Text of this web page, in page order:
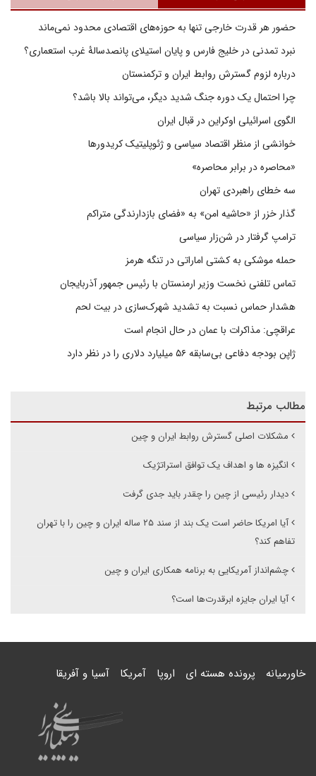
حضور هر قدرت خارجی تنها به حوزه‌های اقتصادی محدود نمی‌ماند
نبرد تمدنی در خلیج فارس و پایان استیلای پانصدسالۀ غرب استعماری؟
درباره لزوم گسترش روابط ایران و ترکمنستان
چرا احتمال یک دوره جنگ شدید دیگر، می‌تواند بالا باشد؟
الگوی اسرائیلی اوکراین در قبال ایران
خوانشی از منظر اقتصاد سیاسی و ژئوپلیتیک کریدورها
«محاصره در برابر محاصره»
سه خطای راهبردی تهران
گذار خزر از «حاشیه امن» به «فضای بازدارندگی متراکم
ترامپ گرفتار در شن‌زار سیاسی
حمله موشکی به کشتی اماراتی در تنگه هرمز
تماس تلفنی نخست وزیر ارمنستان با رئیس جمهور آذربایجان
هشدار حماس نسبت به تشدید شهرک‌سازی در بیت‌ لحم
عراقچی: مذاکرات با عمان در حال انجام است
ژاپن بودجه دفاعی بی‌سابقه ۵۶ میلیارد دلاری را در نظر دارد
مطالب مرتبط
مشکلات اصلی گسترش روابط ایران و چین
انگیزه ها و اهداف یک توافق استراتژیک
دیدار رئیسی از چین را چقدر باید جدی گرفت
آیا امریکا حاضر است یک بند از سند ۲۵ ساله ایران و چین را با تهران
تفاهم کند؟
چشم‌انداز آمریکایی به برنامه همکاری ایران و چین
آیا ایران جایزه ابرقدرت‌ها است؟
خاورمیانه پرونده هسته ای اروپا آمریکا آسیا و آفریقا